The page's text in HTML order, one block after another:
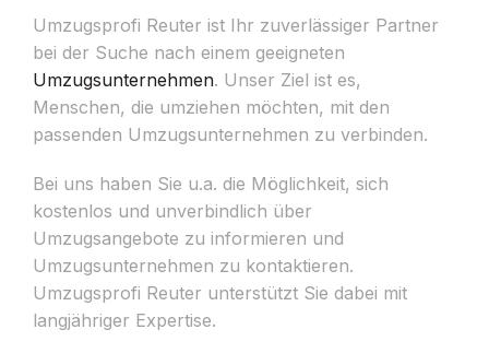
Umzugsprofi Reuter ist Ihr zuverlässiger Partner
bei der Suche nach einem geeigneten
Umzugsunternehmen. Unser Ziel ist es,
Menschen, die umziehen möchten, mit den
passenden Umzugsunternehmen zu verbinden.
Bei uns haben Sie u.a. die Möglichkeit, sich
kostenlos und unverbindlich über
Umzugsangebote zu informieren und
Umzugsunternehmen zu kontaktieren.
Umzugsprofi Reuter unterstützt Sie dabei mit
langjähriger Expertise.